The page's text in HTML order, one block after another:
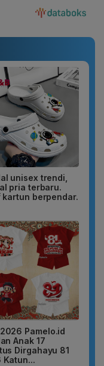
unisex trendi,
pria terbaru.
kartun berpendar.
Pamelo.id
Anak 17
Dirgahayu 81
Katun...